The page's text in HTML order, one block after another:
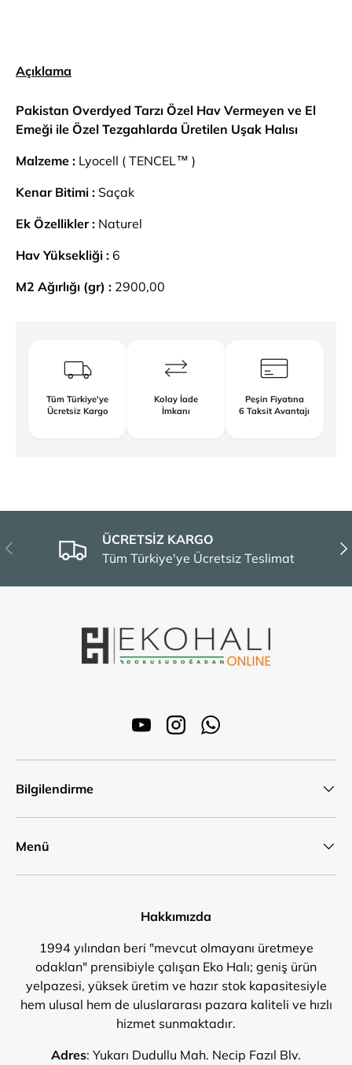
Açıklama
Pakistan Overdyed Tarzı Özel Hav Vermeyen ve El
Emeği ile Özel Tezgahlarda Üretilen Uşak Halısı
Malzeme : Lyocell ( TENCEL™ )
Kenar Bitimi : Saçak
Ek Özellikler : Naturel
Hav Yüksekliği : 6
M2 Ağırlığı (gr) : 2900,00
Tüm Türkiye'ye
Ücretsiz Kargo
Kolay İade
İmkanı
Peşin Fiyatına
6 Taksit Avantajı
Önceki
ÜCRETSİZ KARGO
Tüm Türkiye'ye Ücretsiz Teslimat
YouTubeInstagramWhatsApp
Bilgilendirme
Menü
Hakkımızda
1994 yılından beri "mevcut olmayanı üretmeye
odaklan" prensibiyle çalışan Eko Halı; geniş ürün
yelpazesi, yüksek üretim ve hazır stok kapasitesiyle
hem ulusal hem de uluslararası pazara kaliteli ve hızlı
hizmet sunmaktadır.
Adres: Yukarı Dudullu Mah. Necip Fazıl Blv.